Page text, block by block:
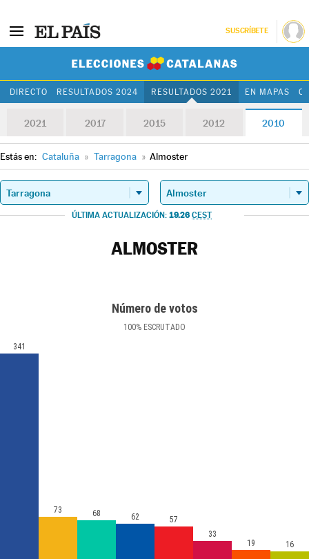
SUSCRÍBETE
DIRECTO RESULTADOS 2024 RESULTADOS 2021 EN MAPAS
2021 2017 2015 2012 2010
Estás en: Cataluña » Tarragona » Almoster
ÚLTIMA ACTUALIZACIÓN: 19.26 CEST
ALMOSTER
Número de votos
100% ESCRUTADO
341
73 68 62
57
33
19
16